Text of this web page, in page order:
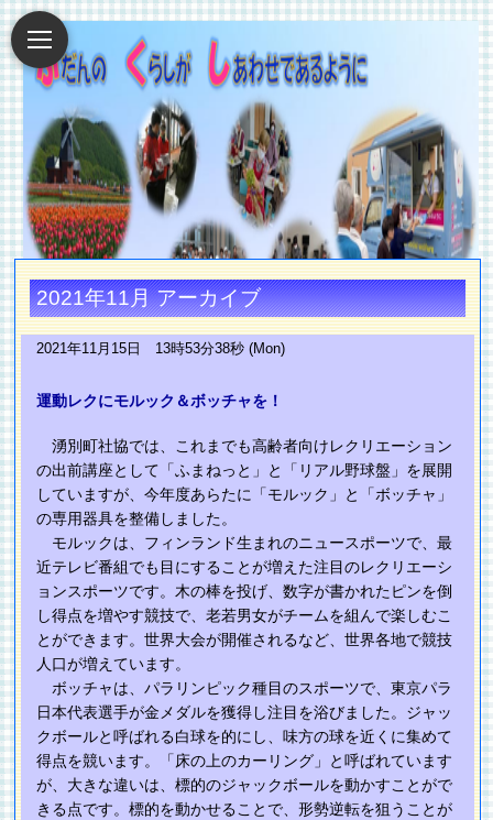
2021年11月 アーカイブ
2021年11月15日 13時53分38秒 (Mon)
運動レクにモルック＆ボッチャを！
湧別町社協では、これまでも高齢者向けレクリエーション
の出前講座として「ふまねっと」と「リアル野球盤」を展開
していますが、今年度あらたに「モルック」と「ボッチャ」
の専用器具を整備しました。
モルックは、フィンランド生まれのニュースポーツで、最
近テレビ番組でも目にすることが増えた注目のレクリエーシ
ョンスポーツです。木の棒を投げ、数字が書かれたピンを倒
し得点を増やす競技で、老若男女がチームを組んで楽しむこ
とができます。世界大会が開催されるなど、世界各地で競技
人口が増えています。
ボッチャは、パラリンピック種目のスポーツで、東京パラ
日本代表選手が金メダルを獲得し注目を浴びました。ジャッ
クボールと呼ばれる白球を的にし、味方の球を近くに集めて
得点を競います。「床の上のカーリング」と呼ばれています
が、大きな違いは、標的のジャックボールを動かすことがで
きる点です。標的を動かせることで、形勢逆転を狙うことが